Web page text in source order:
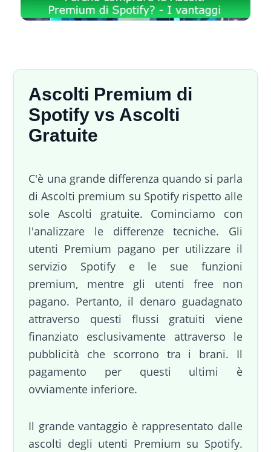
Ascolti Premium di
Spotify vs Ascolti
Gratuite
C'è una grande differenza quando si parla
di Ascolti premium su Spotify rispetto alle
sole Ascolti gratuite. Cominciamo con
l'analizzare le differenze tecniche. Gli
utenti Premium pagano per utilizzare il
servizio Spotify e le sue funzioni
premium, mentre gli utenti free non
pagano. Pertanto, il denaro guadagnato
attraverso questi flussi gratuiti viene
finanziato esclusivamente attraverso le
pubblicità che scorrono tra i brani. Il
pagamento per questi ultimi è
ovviamente inferiore.
Il grande vantaggio è rappresentato dalle
ascolti degli utenti Premium su Spotify.